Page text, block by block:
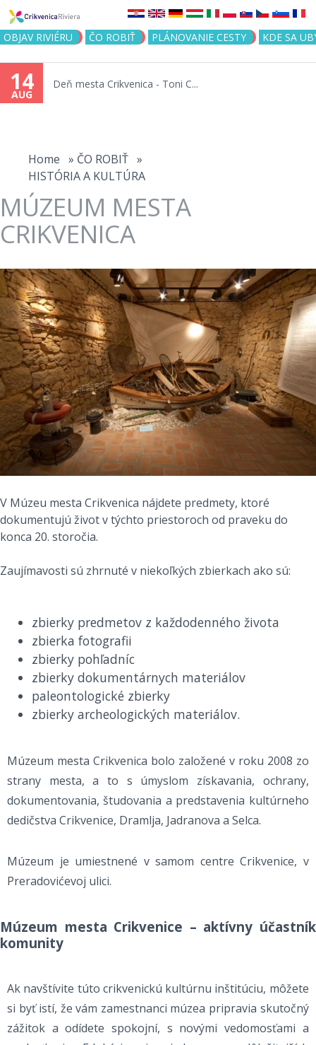
Jump to navigation
OBJAV RIVIÉRU ČO ROBIŤ PLÁNOVANIE CESTY KDE SA
14
AUG
Deň mesta Crikvenica - Toni C...
here
Home » ČO ROBIŤ »
HISTÓRIA A KULTÚRA
MÚZEUM MESTA
CRIKVENICA
V Múzeu mesta Crikvenica nájdete predmety, ktoré
dokumentujú život v týchto priestoroch od praveku do
konca 20. storočia.
Zaujímavosti sú zhrnuté v niekoľkých zbierkach ako sú:
zbierky predmetov z každodenného života
zbierka fotografii
zbierky pohľadníc
zbierky dokumentárnych materiálov
paleontologické zbierky
zbierky archeologických materiálov.
Múzeum mesta Crikvenica bolo založené v roku 2008 zo
strany mesta, a to s úmyslom získavania, ochrany,
dokumentovania, študovania a predstavenia kultúrneho
dedičstva Crikvenice, Dramlja, Jadranova a Selca.
Múzeum je umiestnené v samom centre Crikvenice, v
Preradovićevoj ulici.
Múzeum mesta Crikvenice – aktívny účastník
komunity
Ak navštívite túto crikvenickú kultúrnu inštitúciu, môžete
si byť istí, že vám zamestnanci múzea pripravia skutočný
zážitok a odídete spokojní, s novými vedomosťami a